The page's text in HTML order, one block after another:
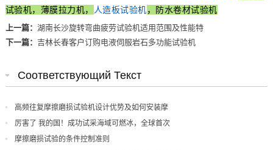
试验机，薄膜拉力机，
人造板试验机，防水卷材试验机
上一篇： 湖南长沙旋转弯曲疲劳试验机适用范围及性能特
下一篇： 吉林长春客户订购电液伺服岩石多功能试验机
Соответствующий Текст
高频往复摩擦磨损试验机设计优势及如何安装摩
厉害了 我的国！成功试采海域可燃冰，全球首次
摩擦磨损试验的条件控制准则